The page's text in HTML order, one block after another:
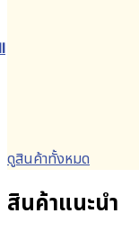
าท.
ดูสินค้าทั้งหมด
สินค้าแนะนำ